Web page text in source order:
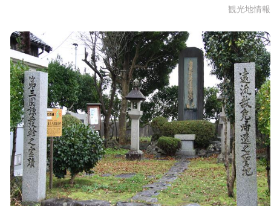
観光地情報